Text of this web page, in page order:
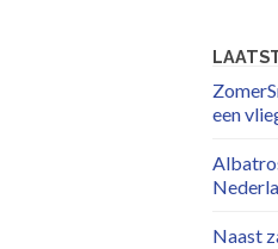
een
Naast